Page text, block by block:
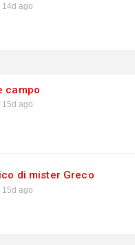
14d ago
campo
15d ago
di mister Greco
15d ago